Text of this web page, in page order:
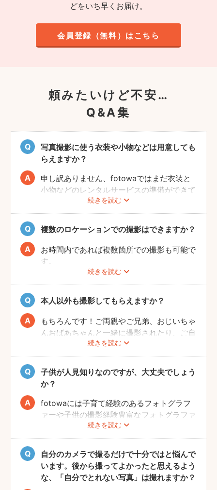
どをいち早くお届け。
会員登録（無料）はこちら
頼みたいけど不安…
Q&A集
写真撮影に使う衣装や小物などは用意しても
らえますか？
続きを読む
申し訳ありません、fotowaではまだ衣装と
小物などのレンタルサービスの準備ができて
おりませんので、お客様ご自身にご用意をお
願いしております。
複数のロケーションでの撮影はできますか？
続きを読む
お時間内であれば複数箇所での撮影も可能で
す。
事前に撮りたい場所や撮影のイメージをフォ
トグラファーさんと相談しておくと撮影もス
ムーズに行うことができますよ。
本人以外も撮影してもらえますか？
続きを読む
もちろんです！ご両親やご兄弟、おじいちゃ
んおばあちゃんと一緒に撮影されたり、ご自
宅で開くお誕生日会の様子を撮影される方も
いらっしゃいます。
子供が人見知りなのですが、大丈夫でしょう
か？
続きを読む
fotowaには子育て経験のあるフォトグラフ
ァーや子供の撮影経験豊富なフォトグラファ
ーもたくさん登録しています！ぜひ相談して
みてください。
また、フォトグラファー募集機能で人見知り
のお子様の撮影が得意なフォトグラファーを
募集してみるのもおすすめです。
自分のカメラで撮るだけで十分ではと悩んで
います。後から撮ってよかったと思えるよう
な、「自分でとれない写真」は撮れますか？